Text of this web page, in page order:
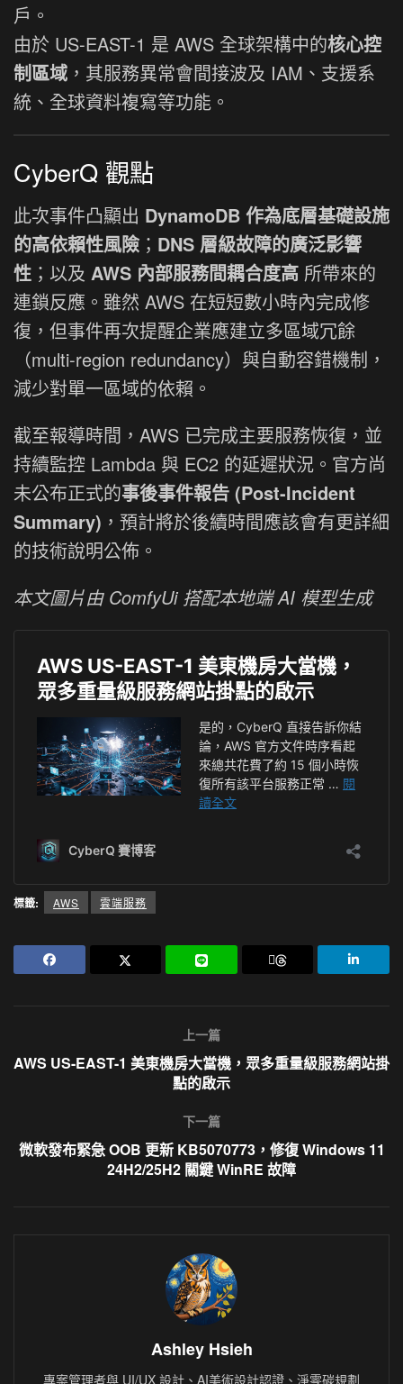
戶。
由於 US-EAST-1 是 AWS 全球架構中的核心控
制區域 ，其服務異常會間接波及 IAM、支援系
統、全球資料複寫等功能。
CyberQ 觀點
此次事件凸顯出 DynamoDB 作為底層基礎設施
的高依賴性風險 ； DNS 層級故障的廣泛影響
性 ；以及 AWS 內部服務間耦合度高 所帶來的
連鎖反應。雖然 AWS 在短短數小時內完成修
復，但事件再次提醒企業應建立多區域冗餘
（multi-region redundancy）與自動容錯機制，
減少對單一區域的依賴。
截至報導時間，AWS 已完成主要服務恢復，並
持續監控 Lambda 與 EC2 的延遲狀況。官方尚
未公布正式的事後事件報告 (Post-Incident
Summary) ，預計將於後續時間應該會有更詳細
的技術說明公佈。
本文圖片由 ComfyUi 搭配本地端 AI 模型生成
標籤: AWS 雲端服務
上一篇
AWS US-EAST-1 美東機房大當機，眾多重量級服務網站掛
點的啟示
下一篇
微軟發布緊急 OOB 更新 KB5070773，修復 Windows 11
24H2/25H2 關鍵 WinRE 故障
Ashley Hsieh
專案管理者與 UI/UX 設計、AI美術設計認證、淨零碳規劃